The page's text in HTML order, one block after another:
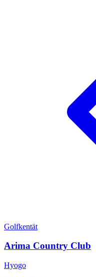
Golfkentät
Arima Country Club
Hyogo